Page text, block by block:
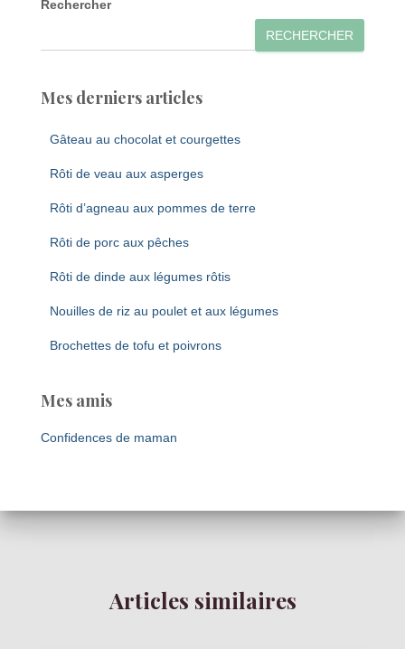
Rechercher
RECHERCHER
Mes derniers articles
Gâteau au chocolat et courgettes
Rôti de veau aux asperges
Rôti d’agneau aux pommes de terre
Rôti de porc aux pêches
Rôti de dinde aux légumes rôtis
Nouilles de riz au poulet et aux légumes
Brochettes de tofu et poivrons
Mes amis
Confidences de maman
Articles similaires